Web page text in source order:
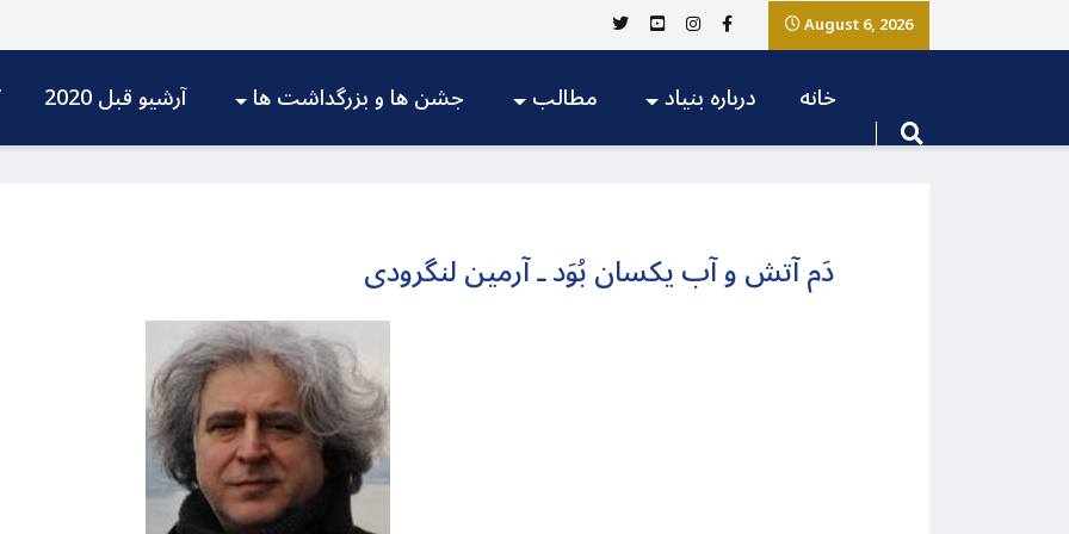
August 6, 2026
آرشیو قبل 2020 جشن ها و بزرگداشت ها مطالب درباره بنیاد خانه
دَم آتش و آب یکسان بُوَد ـ آرمین لنگرودی